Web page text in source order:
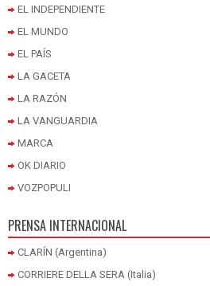
EL INDEPENDIENTE
EL MUNDO
EL PAÍS
LA GACETA
LA RAZÓN
LA VANGUARDIA
MARCA
OK DIARIO
VOZPOPULI
PRENSA INTERNACIONAL
CLARÍN (Argentina)
CORRIERE DELLA SERA (Italia)